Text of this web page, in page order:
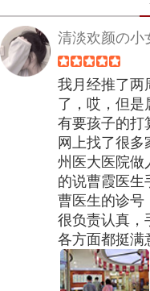
清淡欢颜の小
我月经推了两
了，哎，但是
有要孩子的打
网上找了很
州医大医院做
的说曹霞医生
曹医生的诊号
很负责认真，
各方面都挺满